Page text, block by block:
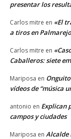
presentar los
Carlos mitre en «El
a tiros en
Carlos mitre en
Caballeros: siete
Mariposa en
vídeos de “música
antonio en Explican
campos y ciudades
Mariposa en Alcalde